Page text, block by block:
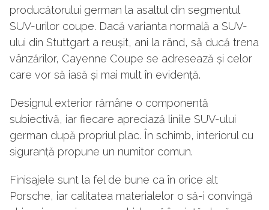
producătorului german la asaltul din segmentul
SUV-urilor coupe. Dacă varianta normală a SUV-
ului din Stuttgart a reușit, ani la rând, să ducă trena
vânzărilor, Cayenne Coupe se adresează și celor
care vor să iasă și mai mult în evidență.
Designul exterior rămâne o componentă
subiectivă, iar fiecare apreciază liniile SUV-ului
german după propriul plac. În schimb, interiorul cu
siguranță propune un numitor comun.
Finisajele sunt la fel de bune ca în orice alt
Porsche, iar calitatea materialelor o să-i convingă